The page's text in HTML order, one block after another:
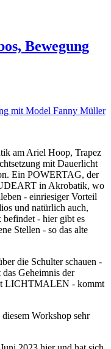
Bewegung
am Ariel Hoop, Trapez
mit Dauerlicht
Ein POWERTAG, der
in Akrobatik, wo
- einriesiger Vorteil
und natürlich auch,
befindet - hier gibt es
Stellen - so das alte
die Schulter schauen -
Geheimnis der
LICHTMALEN - kommt
Workshop sehr